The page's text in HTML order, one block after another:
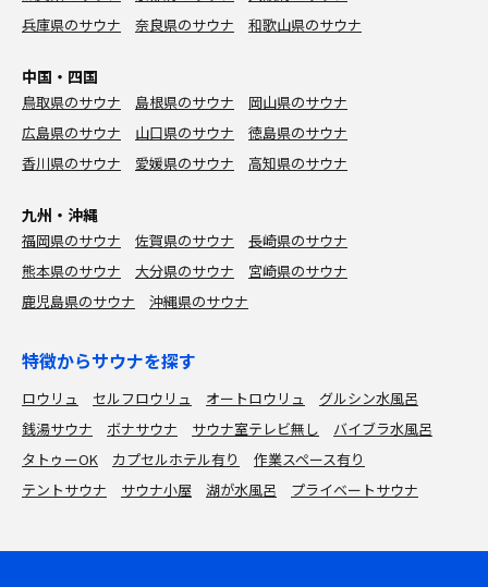
兵庫県のサウナ
奈良県のサウナ 和歌山県のサウナ
中国・四国
鳥取県のサウナ 島根県のサウナ
岡山県のサウナ
広島県のサウナ
山口県のサウナ
徳島県のサウナ
香川県のサウナ
愛媛県のサウナ 高知県のサウナ
九州・沖縄
福岡県のサウナ 佐賀県のサウナ
長崎県のサウナ
熊本県のサウナ
大分県のサウナ
宮崎県のサウナ
鹿児島県のサウナ
沖縄県のサウナ
特徴からサウナを探す
ロウリュ セルフロウリュ オートロウリュ
グルシン水風呂
銭湯サウナ
ボナサウナ サウナ室テレビ無し
バイブラ水風呂
タトゥーOK
カプセルホテル有り
作業スペース有り
テントサウナ
サウナ小屋 湖が水風呂 プライベートサウナ